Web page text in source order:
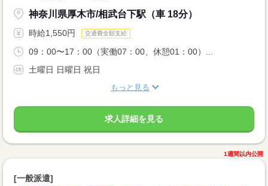
神奈川県厚木市/相武台下駅（車 18分）
時給1,550円 交通費全額支給
09：00〜17：00（実働07：00、休憩01：00）...
土曜日 日曜日 祝日
もっと見る
求人詳細を見る
1週間以内公開
[一般派遣]